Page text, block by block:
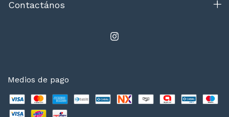
Contactános
Medios de pago